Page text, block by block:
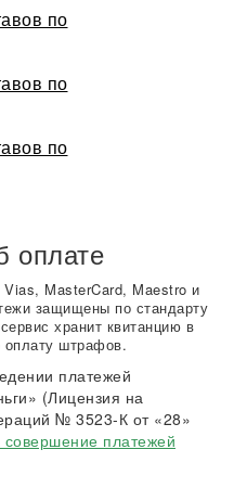
по
по
по
оплате
MasterCard, Maestro и
защищены по стандарту
хранит квитанцию в
оплату штрафов.
платежей
(Лицензия на
№ 3523-К от «28»
платежей